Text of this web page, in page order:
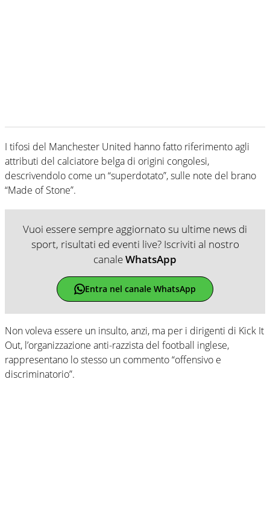
I tifosi del Manchester United hanno fatto riferimento agli
attributi del calciatore belga di origini congolesi,
descrivendolo come un “superdotato”, sulle note del brano
“Made of Stone”.
Vuoi essere sempre aggiornato su ultime news di
sport, risultati ed eventi live? Iscriviti al nostro
canaleWhatsApp
Entra nel canale WhatsApp
Non voleva essere un insulto, anzi, ma per i dirigenti di Kick It
Out, l’organizzazione anti-razzista del football inglese,
rappresentano lo stesso un commento “offensivo e
discriminatorio”.